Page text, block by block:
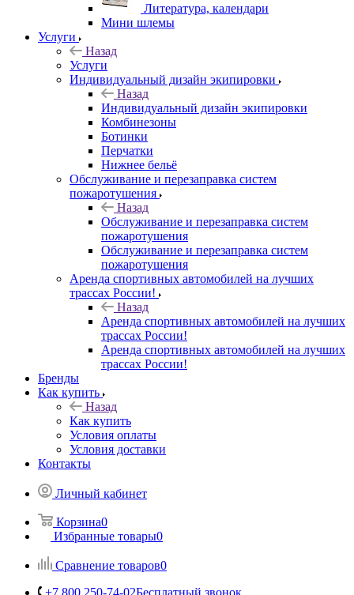
Литература, календари
Мини шлемы
Услуги
Назад
Услуги
Индивидуальный дизайн экипировки
Назад
Индивидуальный дизайн экипировки
Комбинезоны
Ботинки
Перчатки
Нижнее бельё
Обслуживание и перезаправка систем
пожаротушения
Назад
Обслуживание и перезаправка систем
пожаротушения
Обслуживание и перезаправка систем
пожаротушения
Аренда спортивных автомобилей на лучших
трассах России!
Назад
Аренда спортивных автомобилей на лучших
трассах России!
Аренда спортивных автомобилей на лучших
трассах России!
Бренды
Как купить
Назад
Как купить
Условия оплаты
Условия доставки
Контакты
Личный кабинет
Корзина0
Избранные товары0
Сравнение товаров0
+7 800 250-74-02Бесплатный звонок